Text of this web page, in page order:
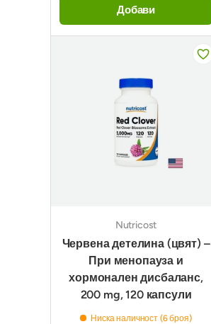
Добави
Nutricost
Червена детелина (цвят) –
При менопауза и
хормонален дисбаланс,
200 mg, 120 капсули
Ниска наличност (6 броя)